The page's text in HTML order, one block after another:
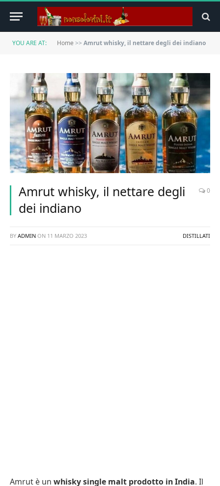
YOU ARE AT: Home >> Amrut whisky, il nettare degli dei indiano
Amrut whisky, il nettare degli
dei indiano
0
BY ADMIN ON 11 MARZO 2023 DISTILLATI
Amrut è un whisky single malt prodotto in India. Il